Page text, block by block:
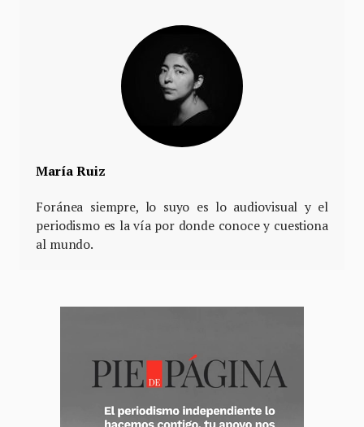
María Ruiz
Foránea siempre, lo suyo es lo audiovisual y el
periodismo es la vía por donde conoce y cuestiona
al mundo.